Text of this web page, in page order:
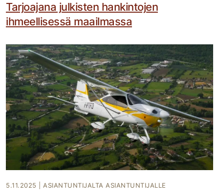
Tarjoajana julkisten hankintojen
ihmeellisessä maailmassa
5.11.2025 ASIANTUNTIJALTA ASIANTUNTIJALLE